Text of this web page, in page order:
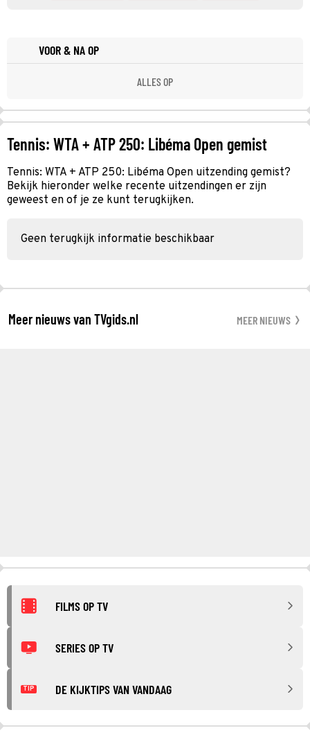
VOOR & NA OP
ALLES OP
Tennis: WTA + ATP 250: Libéma Open gemist
Tennis: WTA + ATP 250: Libéma Open uitzending gemist?
Bekijk hieronder welke recente uitzendingen er zijn
geweest en of je ze kunt terugkijken.
Geen terugkijk informatie beschikbaar
Meer nieuws van TVgids.nl MEER NIEUWS
FILMS OP TV
SERIES OP TV
TIP DE KIJKTIPS VAN VANDAAG